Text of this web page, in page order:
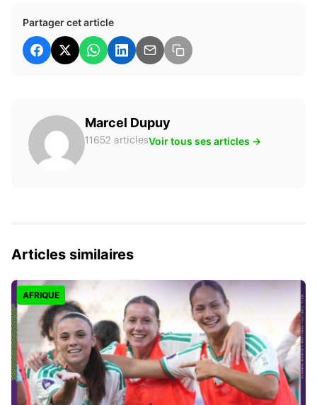
Partager cet article
Marcel Dupuy
11652 articlesVoir tous ses articles →
Articles similaires
AFRIQUE